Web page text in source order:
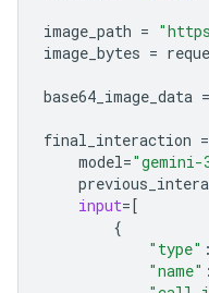
image_path =
image_bytes =
base64_image_data =
final_interaction =
model=
input= [
{
"type" :
"name" :